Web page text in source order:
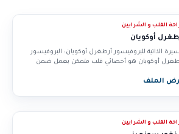
القلب و الشرايين
أوكويان
الذاتية للبروفيسور أرطغرل أوكويان: البروفيسور
أوكويان هو أخصائي قلب متمكن يعمل ضمن
الملف
القلب و الشرايين